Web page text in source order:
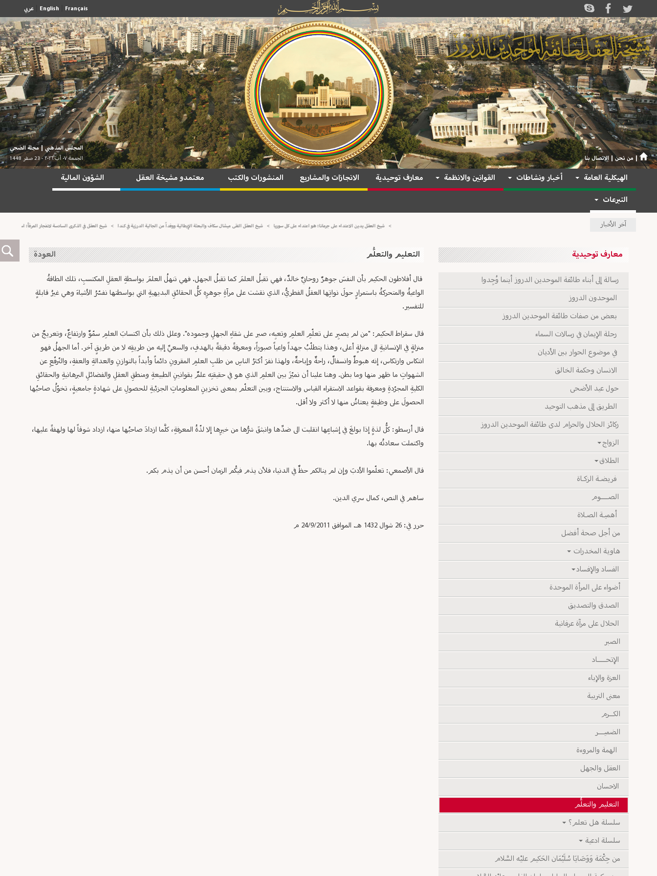
English Français عربي
من نحن الاتصال بنا
المجلس المذهبي | مجلة الضحي
الجمعة ٠٧ آب ٢٠٢٦ - 23 صفر 1448
الهيكلية العامة أخبار ونشاطات القوانين والانظمة معارف توحيدية الانجازات والمشاريع المنشورات والكتب معتمدو مشيخة العقل الشؤون المالية
التبرعات
آخر الأخبار شيخ العقل يدين الاعتداء على جرمانا: هو اعتداء على كل سوريا> شيخ العقل التقى ميشال سكاف والبعثة الإيطالية ووفداً من الجالية الدرزية في كندا> شيخ العقل في الذكرى السادسة لانفجار المرفأ: استكمال
التعليم والتعلُّم العودة
قال أفلاطون الحكيم بأن النفسَ جوهرٌ روحانيٌ خالدٌ، فهي تقبلُ العلمَ كما تقبلُ الجهل. فهي تنهلُ العلمَ بواسطةِ العقلِ المكتسبِ، تلك الطاقةُ
الواعيةُ والمتحركةُ باستمرارٍ حولَ نواتِها العقلُ الفطريُّ، الذي نقشت على مرآةِ جوهرِه كلُّ الحقائقِ البديهيةِ التي بواسطتها نفسّرُ الأشياءَ وهي غيرُ قابلةٍ
للتفسير.
قال سقراط الحكيم: "من لم يصبِر على تعلّمِ العلمِ وتعبِه، صبر على شقاءِ الجهلِ وجموده". وعلل ذلك بأن اكتسابَ العلمِ سمّوٌ وارتفاعٌ، وتعريجٌ من
منزلةٍ في الإنسانيةِ الى منزلةٍ أعلى، وهذا يتطلّبُ جهداً واعياً صبوراً، ومعرفةً دقيقةً بالهدفِ، والسعيِّ إليه من طريقِه لا من طريقٍ آخر. أما الجهلُ فهو
انتكاس وارتكاس، إنه هبوطٌ وانسفالٌ، راحةٌ وإباحةٌ، ولهذا نفرَ أكثرُ الناسِ من طلبِ العلمِ المقرونِ دائماً وأبداً بالتوازنِ والعدالةِ والعفةِ، والتّرفّعِ عن
الشهواتِ ما ظهر منها وما بطن. وهنا علينا أن نميّزَ بين العلمِ الذي هو في حقيقتِه علمٌ بقوانينِ الطبيعةِ ومنطقِ العقلِ والفضائلِ البرهانيةِ والحقائقِ
الكليةِ المجرّدةِ ومعرفة بقواعد الاستقراء القياس والاستنتاج، وبين التعلّم بمعنى تخزينِ المعلوماتِ الجزئيةِ للحصولِ على شهادةٍ جامعيةٍ، تخوّلُ صاحبُها
الحصولَ على وظيفةٍ يعتاشُ منها لا أكثر ولا أقل.
قال أرسطو: كلُّ لذةٍ إذا بولغَ في إشباعِها انقلبت الى ضدِّها وانبثقَ شرُّها من خيرِها إلا لذّةُ المعرفةِ، كلَّما ازدادَ صاحبُها منها، ازداد شوقاً لها ولهفةً عليها،
واكتملت سعادتُه بها.
قال الأصمعي: تعلّموا الأدبَ وإن لم ينالكم حظٌ في الدنيا، فلأن يذم فيكُم الزمان أحسن من أن يذم بكم.
ساهم في النص، كمال سري الدين.
حرر في: 26 شوال 1432 هـ. الموافق 24/9/2011 م
معارف توحيدية
رسالة إلى أبناء طائفة الموحدين الدروز أينما وُجِدوا
الموحدون الدروز
بعض من صفات طائفة الموحدين الدروز
رحلة الإيمان في رسالات السماء
في موضوع الحوار بين الأديان
الانسان وحكمة الخالق
حول عيد الأضحى
الطريق إلى مذهب التوحيد
ركائز الحلال والحرام لدى طائفة الموحدين الدروز
الزواج
الطلاق
فريضـة الزكـاة
الصـــــوم
أهميـة الصـلاة
من أجل صحة أفضل
هاوية المخدرات
الفساد والإفساد
أضواء على المرأة الموحدة
الصدق والتصديق
الحلال على مرآة عرفانية
الصبر
الإتحــــــاد
العزة والإباء
معنى التربية
الكـــرم
الضميــــر
الهمة والمروءة
العقل والجهل
الاحسان
التعليم والتعلُّم
سلسلة هل تعلم؟
سلسلة ادعية
من حِكْمَة وَوَصَايَا سُلَيْمَان الحَكيم عليْه السَّلام